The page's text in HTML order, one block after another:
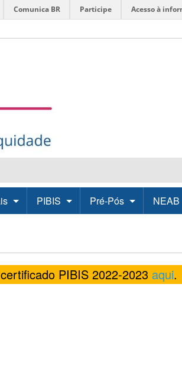
Comunica BR Participe Acesso à
PIBIS Pré-Pós NEAB
PIBIS 2022-2023 aqui.